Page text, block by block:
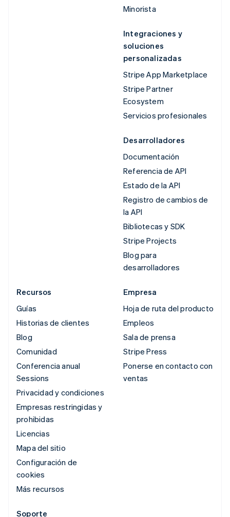
Minorista
Integraciones y
soluciones
personalizadas
Stripe App Marketplace
Stripe Partner
Ecosystem
Servicios profesionales
Desarrolladores
Documentación
Referencia de API
Estado de la API
Registro de cambios de
la API
Bibliotecas y SDK
Stripe Projects
Blog para
desarrolladores
Recursos
Guías
Historias de clientes
Blog
Comunidad
Conferencia anual
Sessions
Privacidad y condiciones
Empresas restringidas y
prohibidas
Licencias
Mapa del sitio
Configuración de
cookies
Más recursos
Empresa
Hoja de ruta del producto
Empleos
Sala de prensa
Stripe Press
Ponerse en contacto con
ventas
Soporte